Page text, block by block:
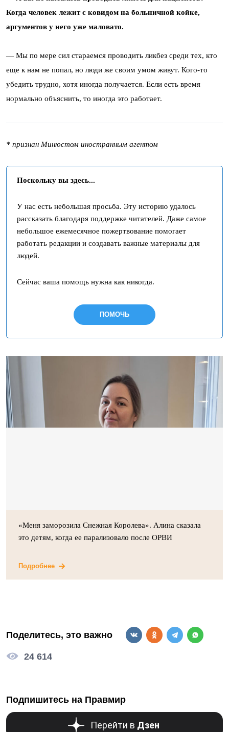
Когда человек лежит с ковидом на больничной койке,
аргументов у него уже маловато.
— Мы по мере сил стараемся проводить ликбез среди тех, кто
еще к нам не попал, но люди же своим умом живут. Кого-то
убедить трудно, хотя иногда получается. Если есть время
нормально объяснить, то иногда это работает.
* признан Минюстом иностранным агентом
Поскольку вы здесь...
У нас есть небольшая просьба. Эту историю удалось
рассказать благодаря поддержке читателей. Даже самое
небольшое ежемесячное пожертвование помогает
работать редакции и создавать важные материалы для
людей.
Сейчас ваша помощь нужна как никогда.
ПОМОЧЬ
«Меня заморозила Снежная Королева». Алина сказала
это детям, когда ее парализовало после ОРВИ
Подробнее
Поделитесь, это важно
24 614
Подпишитесь на Правмир
Перейти в Дзен